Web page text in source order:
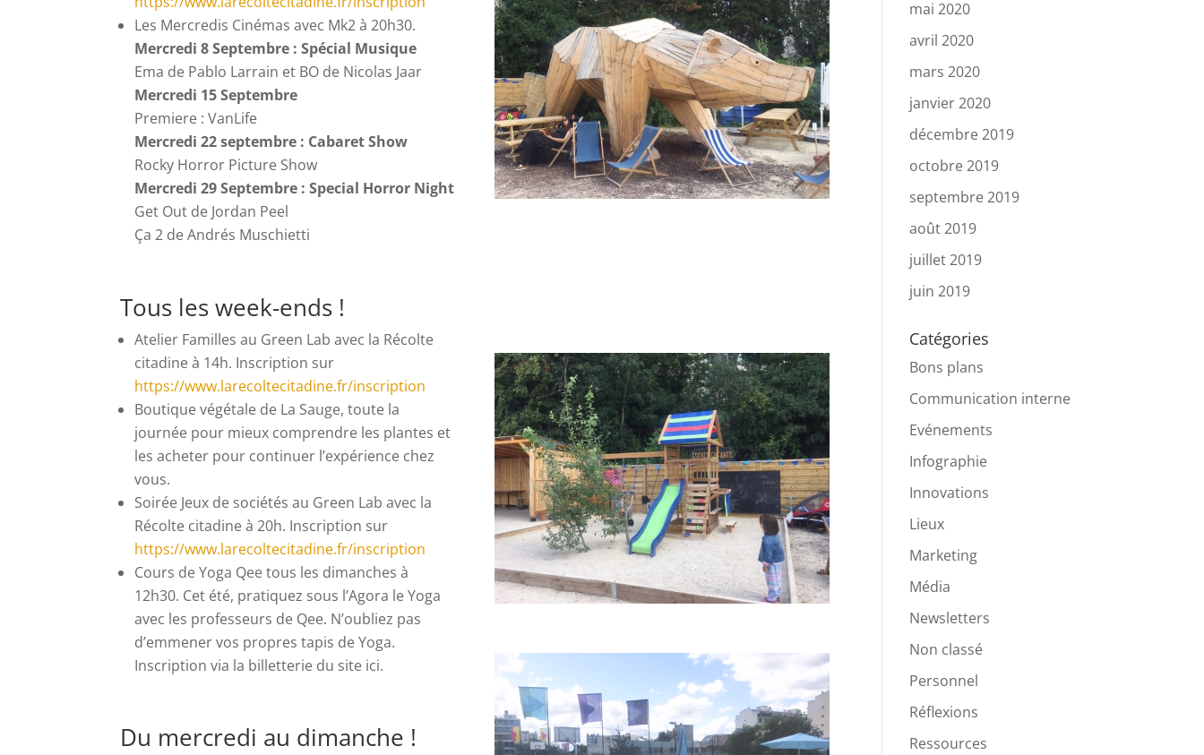
Les Mercredis Cinémas avec Mk2 à 20h30.
Mercredi 8 Septembre : Spécial Musique
Ema de Pablo Larrain et BO de Nicolas Jaar
Mercredi 15 Septembre
Premiere : VanLife
Mercredi 22 septembre : Cabaret Show
Rocky Horror Picture Show
Mercredi 29 Septembre : Special Horror Night
Get Out de Jordan Peel
Ça 2 de Andrés Muschietti
Tous les week-ends !
Atelier Familles au Green Lab avec la Récolte
citadine à 14h. Inscription sur
https://www.larecoltecitadine.fr/inscription
Boutique végétale de La Sauge, toute la
journée pour mieux comprendre les plantes et
les acheter pour continuer l’expérience chez
vous.
Soirée Jeux de sociétés au Green Lab avec la
Récolte citadine à 20h. Inscription sur
https://www.larecoltecitadine.fr/inscription
Cours de Yoga Qee tous les dimanches à
12h30. Cet été, pratiquez sous l’Agora le Yoga
avec les professeurs de Qee. N’oubliez pas
d’emmener vos propres tapis de Yoga.
Inscription via la billetterie du site ici.
Du mercredi au dimanche !
mai 2020
avril 2020
mars 2020
janvier 2020
décembre 2019
octobre 2019
septembre 2019
août 2019
juillet 2019
juin 2019
Catégories
Bons plans
Communication interne
Evénements
Infographie
Innovations
Lieux
Marketing
Média
Newsletters
Non classé
Personnel
Réflexions
Ressources